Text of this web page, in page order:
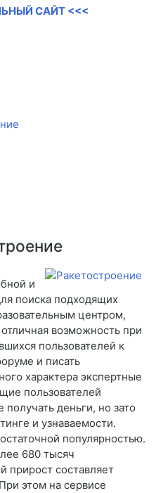
САЙТ <<<
и
поиска подходящих
центром,
возможность при
пользователей к
и писать
характера экспертные
пользователей
деньги, но зато
и узнаваемости.
популярностью.
680 тысяч
прирост составляет
этом на сервисе